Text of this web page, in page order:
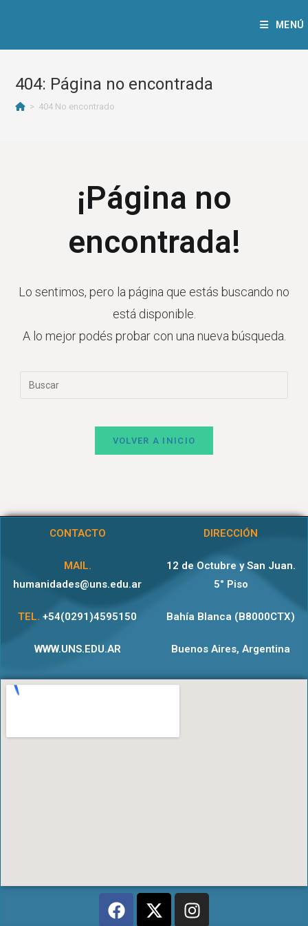
MENÚ
404: Página no encontrada
> 404 No encontrado
¡Página no
encontrada!
Lo sentimos, pero la página que estás buscando no
está disponible.
A lo mejor podés probar con una nueva búsqueda.
VOLVER A INICIO
CONTACTO
MAIL.
humanidades@uns.edu.ar
TEL. +54(0291)4595150
WWW.UNS.EDU.AR
DIRECCIÓN
12 de Octubre y San Juan.
5° Piso
Bahía Blanca (B8000CTX)
Buenos Aires, Argentina